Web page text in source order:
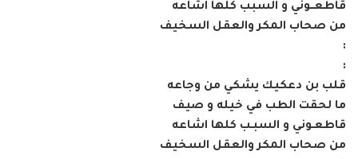
قاطعــوني و السبب كلها اشاعه
من صحاب المكر والعقل السخيف
:
:
قلب بن دعكيك يشكي من وجاعه
ما لحقت الطب في خيله و صيف
قاطعـوني و السبـب كلها اشاعه
من صحاب المكر والعقل السخيف